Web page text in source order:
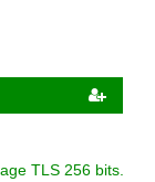
TLS 256 bits.